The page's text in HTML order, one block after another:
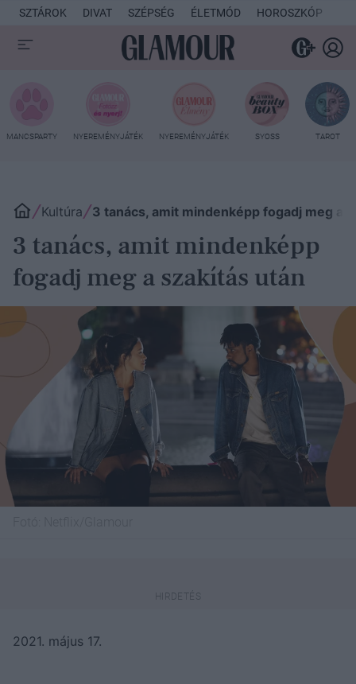
SZTÁROK DIVAT SZÉPSÉG ÉLETMÓD HOROSZKÓP
MANCSPARTY NYEREMÉNYJÁTÉK NYEREMÉNYJÁTÉK SYOSS TAROT
Kultúra 3 tanács, amit mindenképp fogadj meg a
3 tanács, amit mindenképp
fogadj meg a szakítás után
2021. május 17.